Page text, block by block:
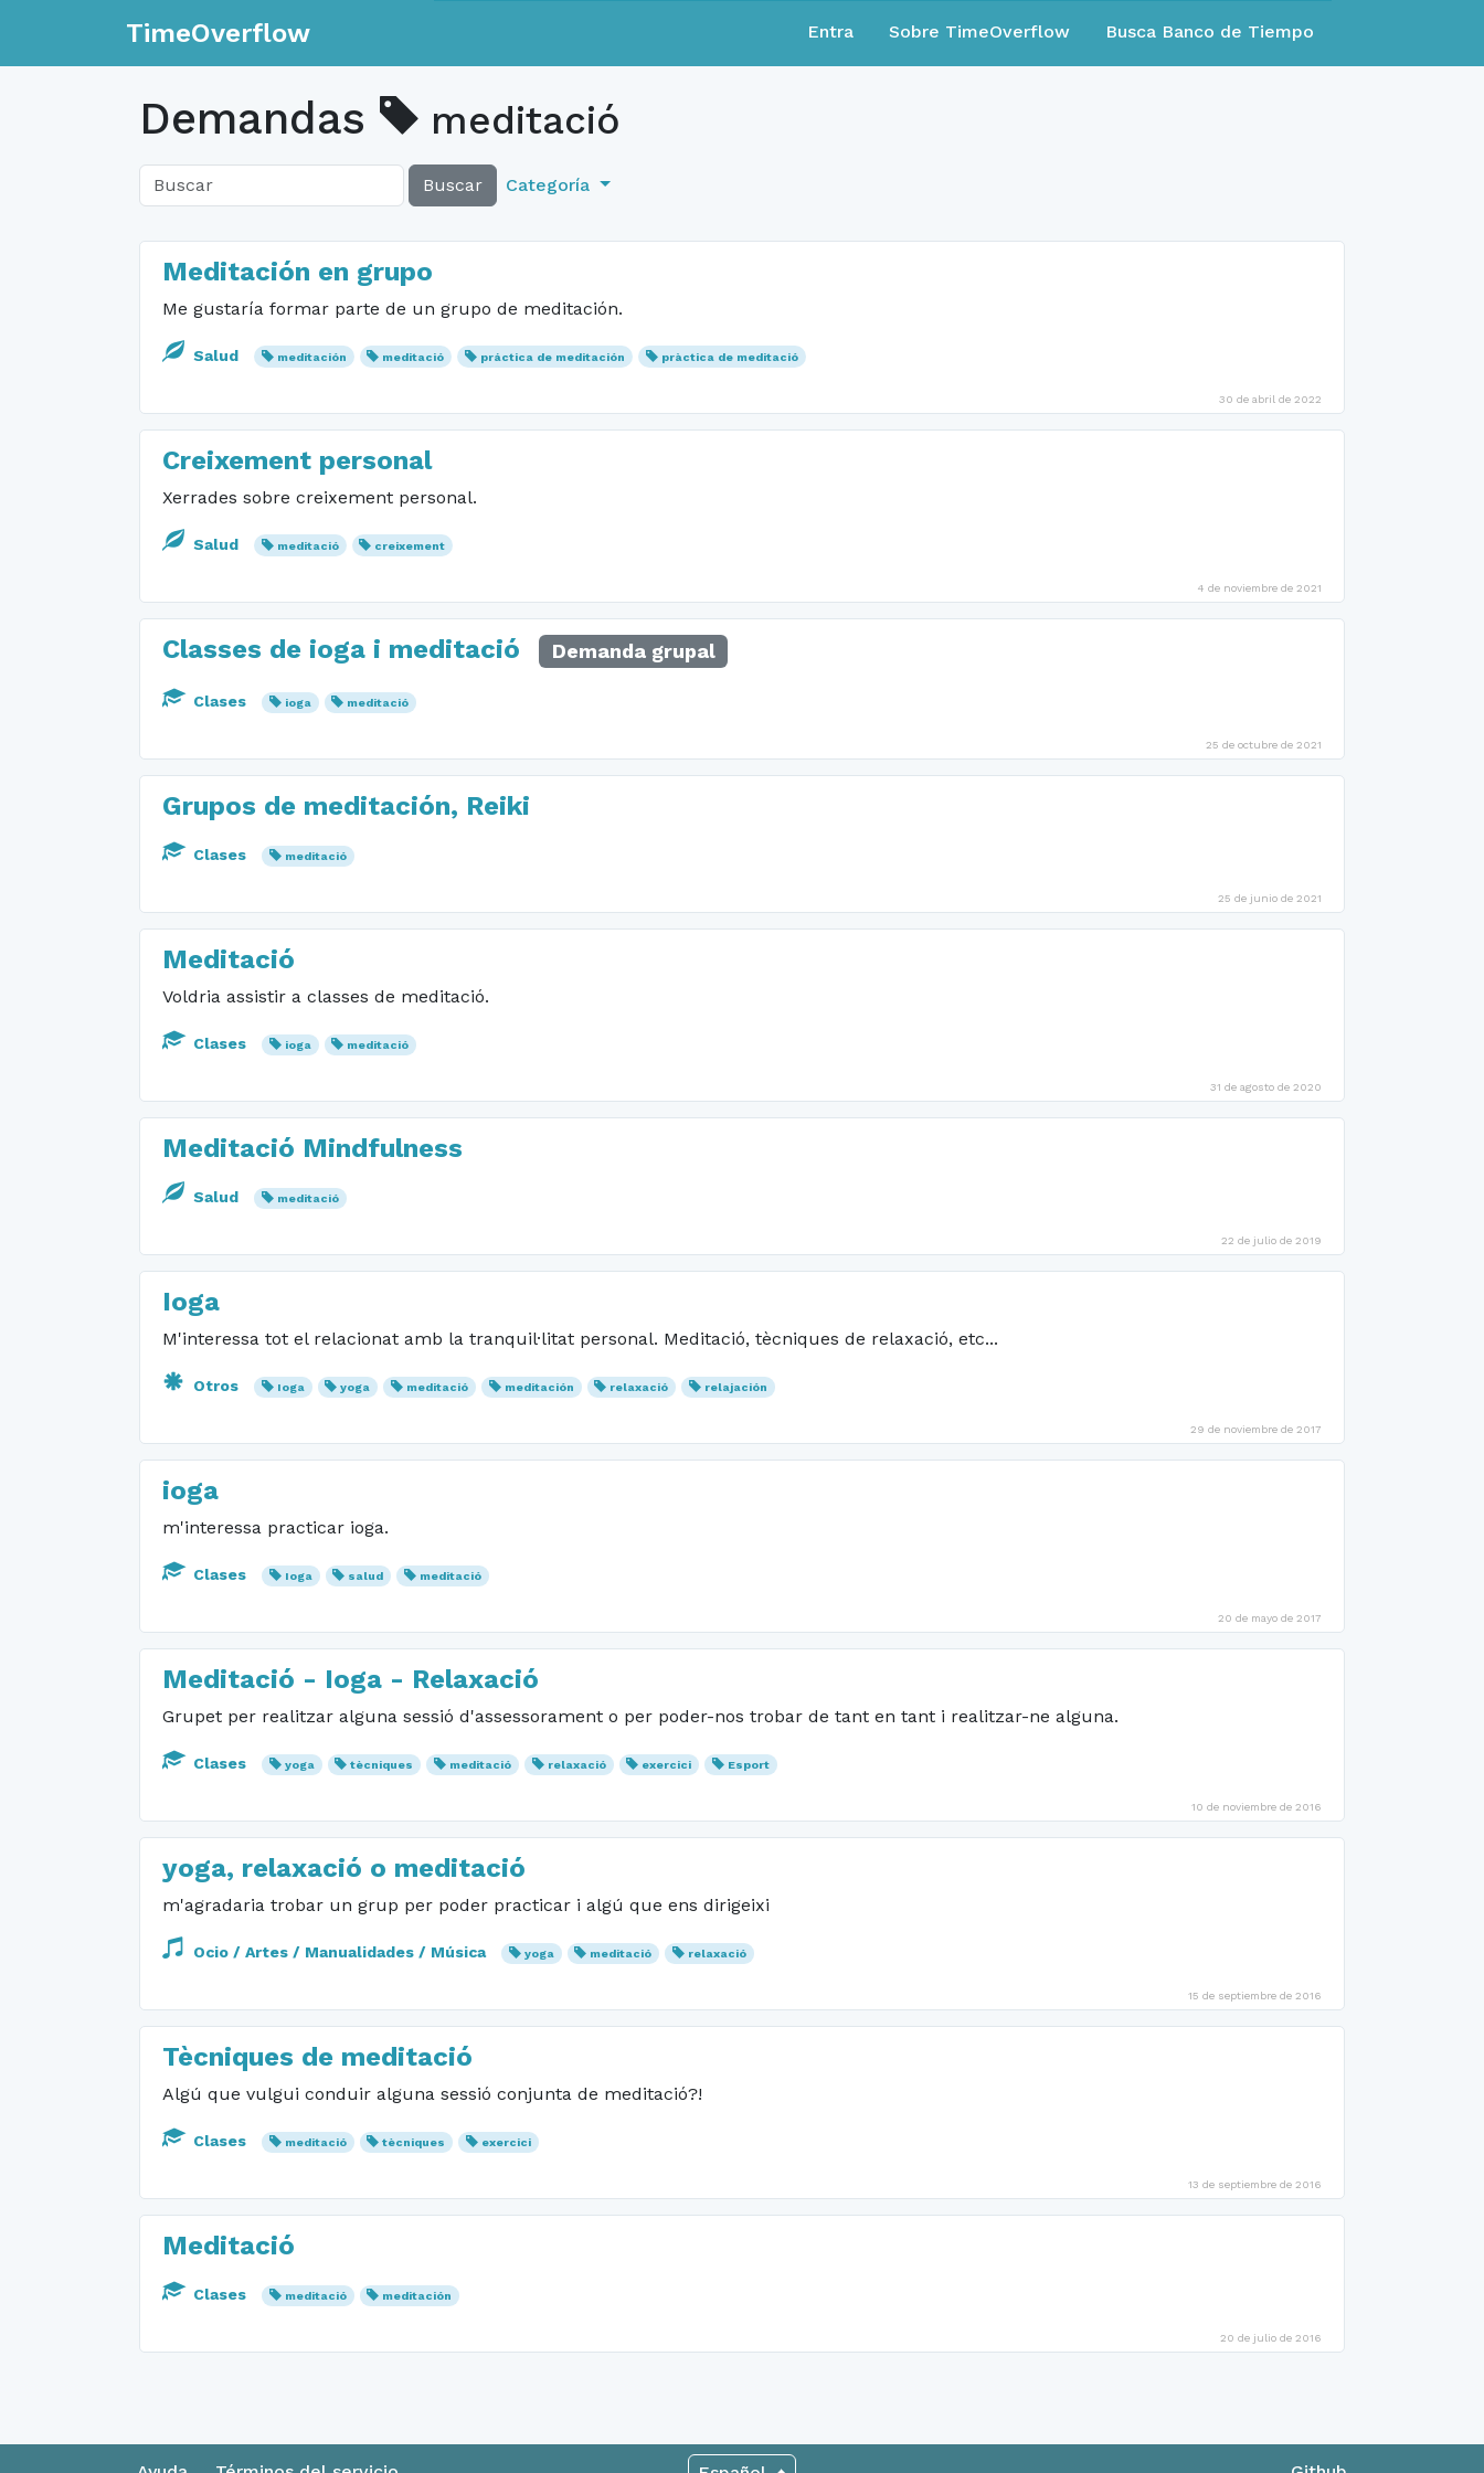
TimeOverflow Entra Sobre TimeOverflow Busca Banco de Tiempo
Demandas meditació
Buscar Categoría
Meditación en grupo
Me gustaría formar parte de un grupo de meditación.
Salud meditación meditació práctica de meditación pràctica de meditació
30 de abril de 2022
Creixement personal
Xerrades sobre creixement personal.
Salud meditació creixement
4 de noviembre de 2021
Classes de ioga i meditació Demanda grupal
Clases ioga meditació
25 de octubre de 2021
Grupos de meditación, Reiki
Clases meditació
25 de junio de 2021
Meditació
Voldria assistir a classes de meditació.
Clases ioga meditació
31 de agosto de 2020
Meditació Mindfulness
Salud meditació
22 de julio de 2019
Ioga
M'interessa tot el relacionat amb la tranquil·litat personal. Meditació, tècniques de relaxació, etc...
Otros Ioga yoga meditació meditación relaxació relajación
29 de noviembre de 2017
ioga
m'interessa practicar ioga.
Clases Ioga salud meditació
20 de mayo de 2017
Meditació - Ioga - Relaxació
Grupet per realitzar alguna sessió d'assessorament o per poder-nos trobar de tant en tant i realitzar-ne alguna.
Clases yoga tècniques meditació relaxació exercici Esport
10 de noviembre de 2016
yoga, relaxació o meditació
m'agradaria trobar un grup per poder practicar i algú que ens dirigeixi
Ocio / Artes / Manualidades / Música yoga meditació relaxació
15 de septiembre de 2016
Tècniques de meditació
Algú que vulgui conduir alguna sessió conjunta de meditació?!
Clases meditació tècniques exercici
13 de septiembre de 2016
Meditació
Clases meditació meditación
20 de julio de 2016